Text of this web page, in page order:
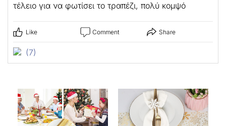
τέλειο για να φωτίσει το τραπέζι, πολύ κομψό
Like Comment Share
(7)